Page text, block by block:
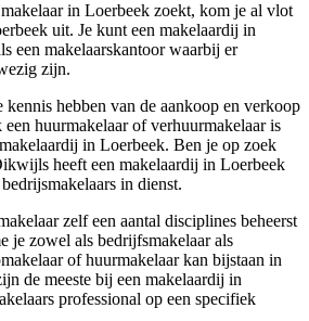
in Loerbeek zoekt, kom je al vlot
uit. Je kunt een makelaardij in
een makelaarskantoor waarbij er
zijn.
kennis hebben van de aankoop en verkoop
huurmakelaar of verhuurmakelaar is
in Loerbeek. Ben je op zoek
heeft een makelaardij in Loerbeek
in dienst.
zelf een aantal disciplines beheerst
je zowel als bedrijfsmakelaar als
of huurmakelaar kan bijstaan in
de meeste bij een makelaardij in
professional op een specifiek